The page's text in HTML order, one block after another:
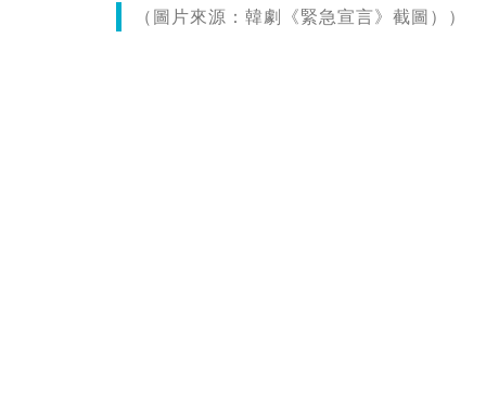
（圖片來源：韓劇《緊急宣言》截圖））